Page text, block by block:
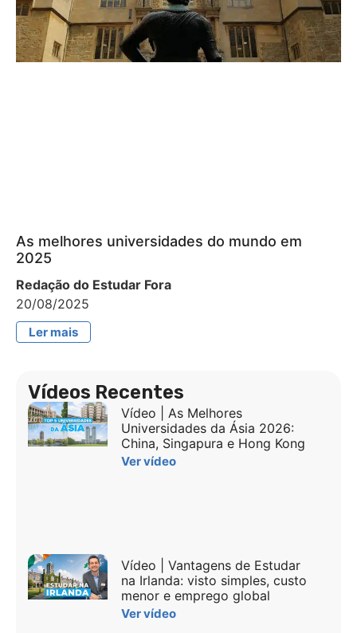
As melhores universidades do mundo em
2025
Redação do Estudar Fora
20/08/2025
Ler mais
Vídeos Recentes
Vídeo | As Melhores
Universidades da Ásia 2026:
China, Singapura e Hong Kong
Ver vídeo
Vídeo | Vantagens de Estudar
na Irlanda: visto simples, custo
menor e emprego global
Ver vídeo